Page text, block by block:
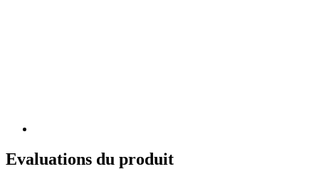
Evaluations du produit